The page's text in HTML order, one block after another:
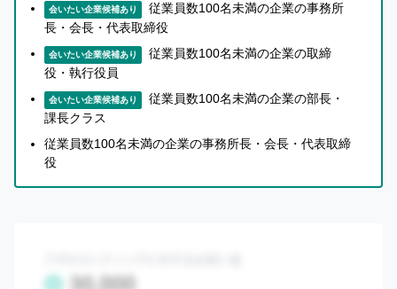
会いたい企業候補あり
従業員数100名未満の企業の事務所
長・会長・代表取締役
会いたい企業候補あり
従業員数100名未満の企業の取締
役・執行役員
会いたい企業候補あり
従業員数100名未満の企業の部長・
課長クラス
従業員数100名未満の企業の事務所長・会長・代表取締
役